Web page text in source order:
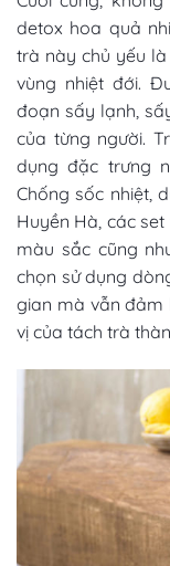
detox hoa quả
trà này chủ yếu
vùng nhiệt đới.
đoạn sấy lạnh,
của từng người.
dụng đặc trưng
Chống sốc nhiệt,
Huyền Hà, các
màu sắc cũng
chọn sử dụng
gian mà vẫn đảm
vị của tách trà